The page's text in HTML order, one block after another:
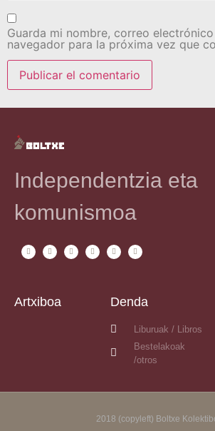
Guarda mi nombre, correo
navegador para la próxima vez que
Independentzia eta
komunismoa
Artxiboa Denda
Liburuak / Libros
Bestelakoak
/otros
2018 (copyleft) Boltxe